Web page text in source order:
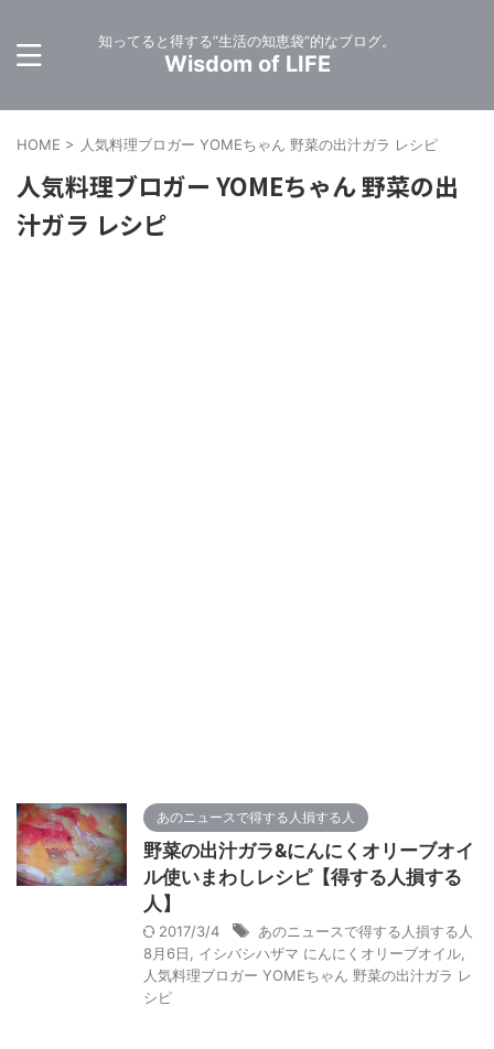
知ってると得する”生活の知恵袋”的なブログ。
Wisdom of LIFE
HOME > 人気料理ブロガー YOMEちゃん 野菜の出汁ガラ レシピ
人気料理ブロガー YOMEちゃん 野菜の出
汁ガラ レシピ
あのニュースで得する人損する人
野菜の出汁ガラ&にんにくオリーブオイ
ル使いまわしレシピ【得する人損する
人】
2017/3/4
あのニュースで得する人損する人
8月6日
イシバシハザマ にんにくオリーブオイル
人気料理ブロガー YOMEちゃん 野菜の出汁ガラ レ
シピ